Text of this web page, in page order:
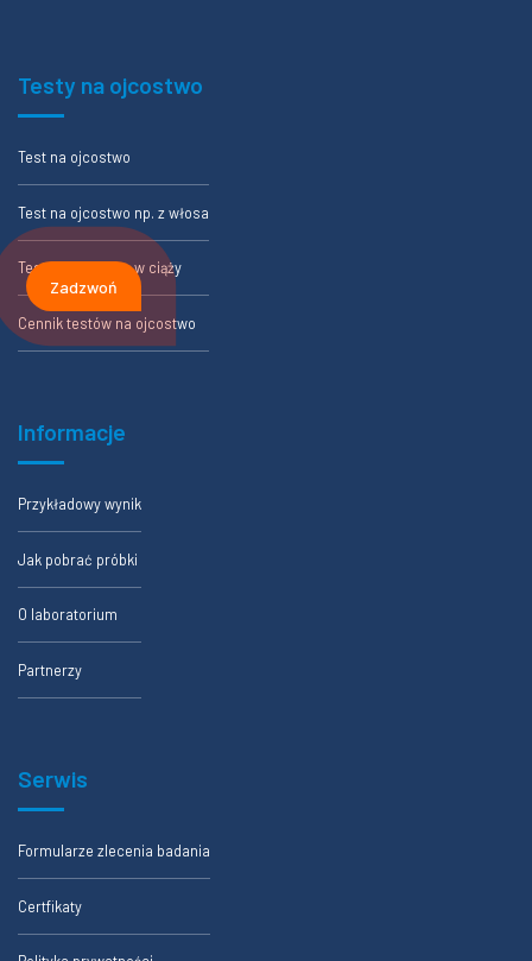
Testy na ojcostwo
Test na ojcostwo
Test na ojcostwo np. z włosa
Test na ojcostwo w ciąży
Cennik testów na ojcostwo
Informacje
Przykładowy wynik
Jak pobrać próbki
O laboratorium
Partnerzy
Serwis
Formularze zlecenia badania
Certfikaty
Zadzwoń